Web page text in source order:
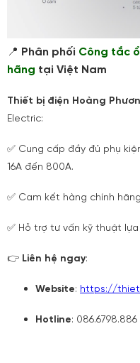
📍 Phân phối Công tắc
hãng tại Việt Nam
Thiết bị điện Hoàng
Electric:
✅ Cung cấp đầy đủ phụ
16A đến 800A.
✅ Cam kết hàng chính
✅ Hỗ trợ tư vấn kỹ thuật
👉 Liên hệ ngay:
Website: https://
Hotline: 086.6798.886